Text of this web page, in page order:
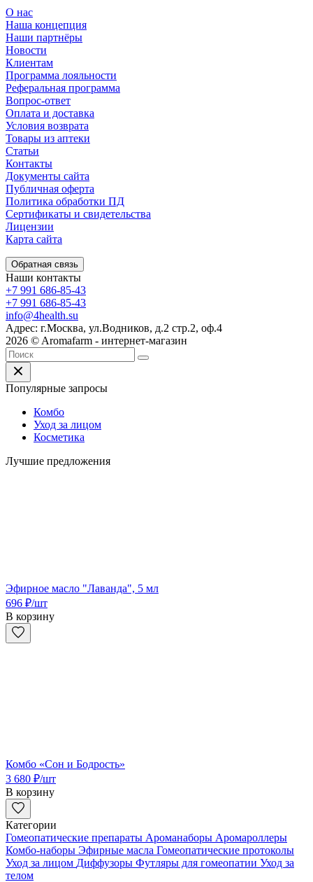
О нас
Наша концепция
Наши партнёры
Новости
Клиентам
Программа лояльности
Реферальная программа
Вопрос-ответ
Оплата и доставка
Условия возврата
Товары из аптеки
Статьи
Контакты
Документы сайта
Публичная оферта
Политика обработки ПД
Сертификаты и свидетельства
Лицензии
Карта сайта
Обратная связь
Наши контакты
+7 991 686-85-43
+7 991 686-85-43
info@4health.su
Адрес: г.Москва, ул.Водников, д.2 стр.2, оф.4
2026 © Aromafarm - интернет-магазин
Популярные запросы
Комбо
Уход за лицом
Косметика
Лучшие предложения
Эфирное масло "Лаванда", 5 мл
696 ₽/шт
В корзину
Комбо «Сон и Бодрость»
3 680 ₽/шт
В корзину
Категории
Гомеопатические препараты Ароманаборы Аромароллеры
Комбо-наборы Эфирные масла Гомеопатические протоколы
Уход за лицом Диффузоры Футляры для гомеопатии Уход за
телом